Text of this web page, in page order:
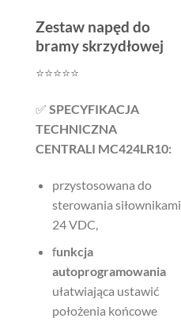
Zestaw napęd do
bramy skrzydłowej
⭐️⭐️⭐️⭐️⭐️
✅ SPECYFIKACJA
TECHNICZNA
CENTRALI MC424LR10:
przystosowana do
sterowania siłownikami
24 VDC,
funkcja
autoprogramowania
ułatwiająca ustawić
położenia końcowe